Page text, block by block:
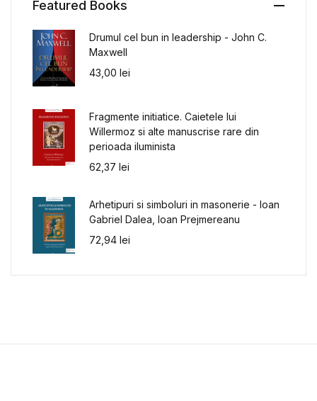
Featured Books
Drumul cel bun in leadership - John C.
Maxwell
43,00 lei
Fragmente initiatice. Caietele lui
Willermoz si alte manuscrise rare din
perioada iluminista
62,37 lei
Arhetipuri si simboluri in masonerie - Ioan
Gabriel Dalea, Ioan Prejmereanu
72,94 lei